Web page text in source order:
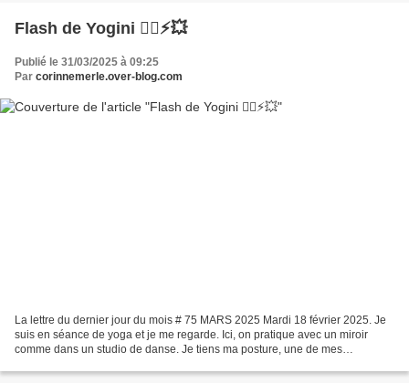
Flash de Yogini 🧘‍♀️⚡💥
Publié le 31/03/2025 à 09:25
Par corinnemerle.over-blog.com
La lettre du dernier jour du mois # 75 MARS 2025 Mardi 18 février 2025. Je
suis en séance de yoga et je me regarde. Ici, on pratique avec un miroir
comme dans un studio de danse. Je tiens ma posture, une de mes